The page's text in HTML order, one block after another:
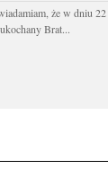
że w dniu 22
Brat...